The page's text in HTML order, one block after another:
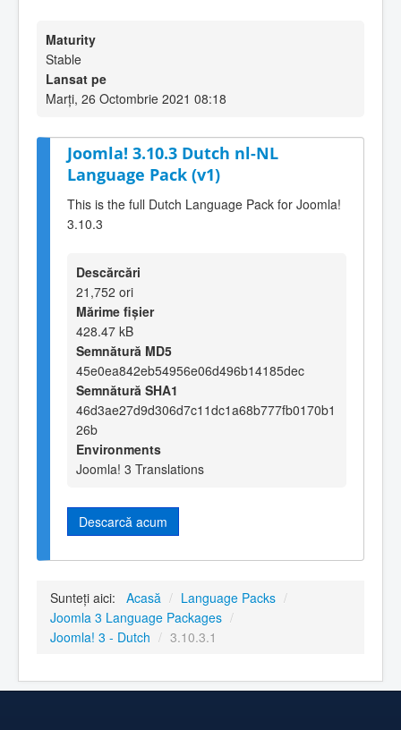
Maturity
Stable
Lansat pe
Marți, 26 Octombrie 2021 08:18
Joomla! 3.10.3 Dutch nl-NL
Language Pack (v1)
This is the full Dutch Language Pack for Joomla!
3.10.3
Descărcări
21,752 ori
Mărime fișier
428.47 kB
Semnătură MD5
45e0ea842eb54956e06d496b14185dec
Semnătură SHA1
46d3ae27d9d306d7c11dc1a68b777fb0170b1
26b
Environments
Joomla! 3 Translations
Descarcă acum
Sunteți aici: Acasă / Language Packs /
Joomla 3 Language Packages /
Joomla! 3 - Dutch / 3.10.3.1